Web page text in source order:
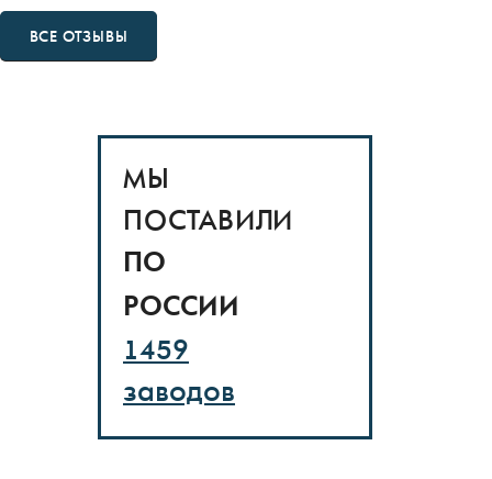
ВСЕ ОТЗЫВЫ
МЫ
ПОСТАВИЛИ
ПО
РОССИИ
1459
заводов